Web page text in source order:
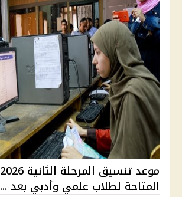
المتاحة لطلاب علمي وأدبي بعد ...